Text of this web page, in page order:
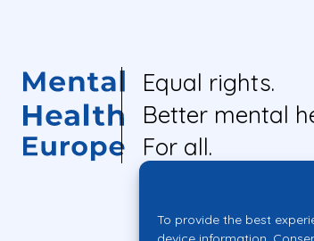
To provide the best
Equal rights.
Better mental
For all.